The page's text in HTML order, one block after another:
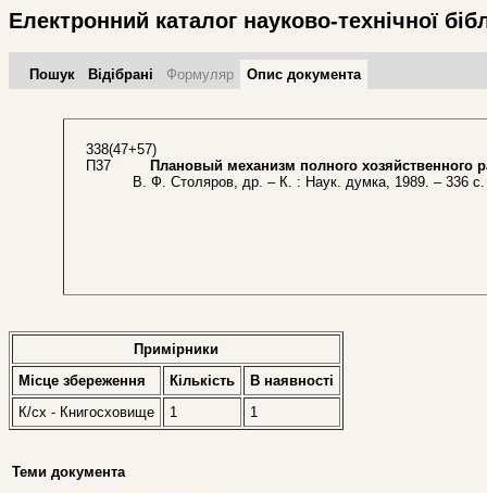
Електронний каталог науково-технічної
Пошук Відібрані Формуляр Опис документа
338(47+57)
П37
Плановый механизм полного хозяйственного
В. Ф. Столяров, др. – К. : Наук. думка, 1989. – 336 с.
Примірники
Місце збереження
Кількість
В наявностi
К/сх - Книгосховище
1 1
Теми документа